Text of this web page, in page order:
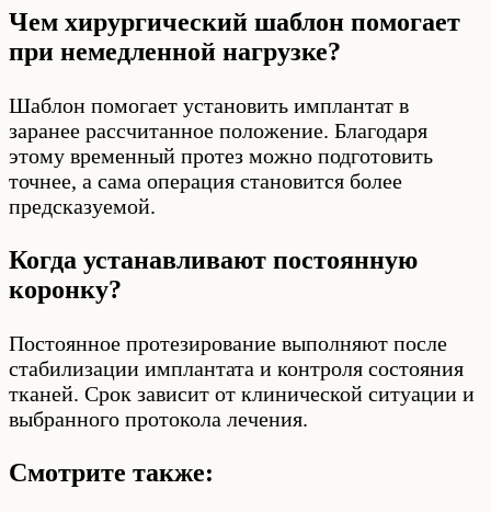
Чем хирургический шаблон помогает
при немедленной нагрузке?
Шаблон помогает установить имплантат в
заранее рассчитанное положение. Благодаря
этому временный протез можно подготовить
точнее, а сама операция становится более
предсказуемой.
Когда устанавливают постоянную
коронку?
Постоянное протезирование выполняют после
стабилизации имплантата и контроля состояния
тканей. Срок зависит от клинической ситуации и
выбранного протокола лечения.
Смотрите также: